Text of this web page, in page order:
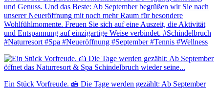
und Genuss. Und das Beste: Ab September begrüßen wir Sie nach
unserer Neueröffnung mit noch mehr Raum für besondere
Wohlfühlmomente. Freuen Sie sich auf eine Auszeit, die Aktivität
und Entspannung auf einzigartige Weise verbindet. #Schindelbruch
#Naturresort #Spa #Neueröffnung #September #Tennis #Wellness
Ein Stück Vorfreude. 🍰 Die Tage werden gezählt: Ab September